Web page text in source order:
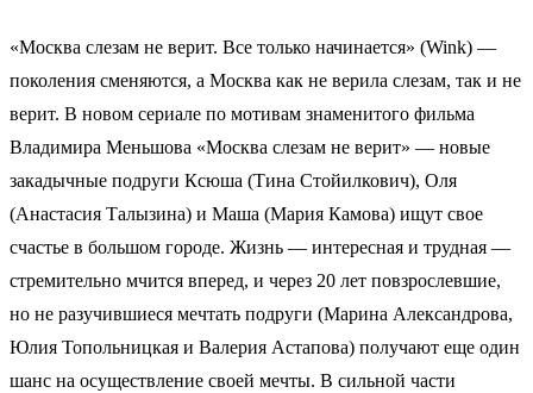
«Москва слезам не верит. Все только начинается» (Wink) —
поколения сменяются, а Москва как не верила слезам, так и не
верит. В новом сериале по мотивам знаменитого фильма
Владимира Меньшова «Москва слезам не верит» — новые
закадычные подруги Ксюша (Тина Стойилкович), Оля
(Анастасия Талызина) и Маша (Мария Камова) ищут свое
счастье в большом городе. Жизнь — интересная и трудная —
стремительно мчится вперед, и через 20 лет повзрослевшие,
но не разучившиеся мечтать подруги (Марина Александрова,
Юлия Топольницкая и Валерия Астапова) получают еще один
шанс на осуществление своей мечты. В сильной части